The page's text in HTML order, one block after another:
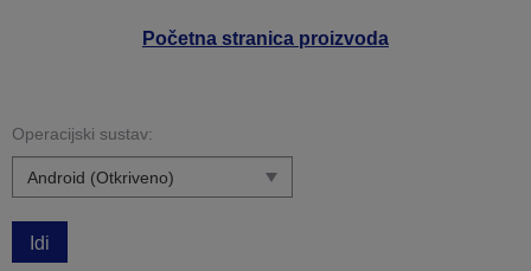
Početna stranica proizvoda
Operacijski sustav:
Idi